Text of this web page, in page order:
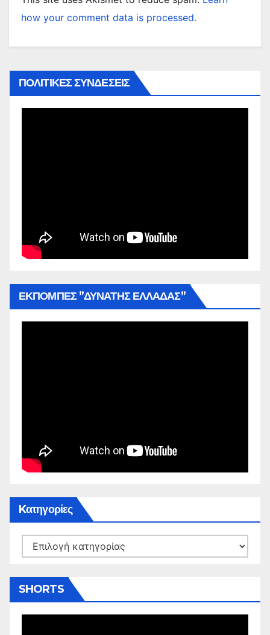
how your comment data is processed.
ΠΟΛΙΤΙΚΕΣ ΣΥΝΔΕΣΕΙΣ
ΕΚΠΟΜΠΕΣ ”ΔΥΝΑΤΗΣ ΕΛΛΑΔΑΣ”
Kατηγορίες
Kατηγορίες
SHORTS